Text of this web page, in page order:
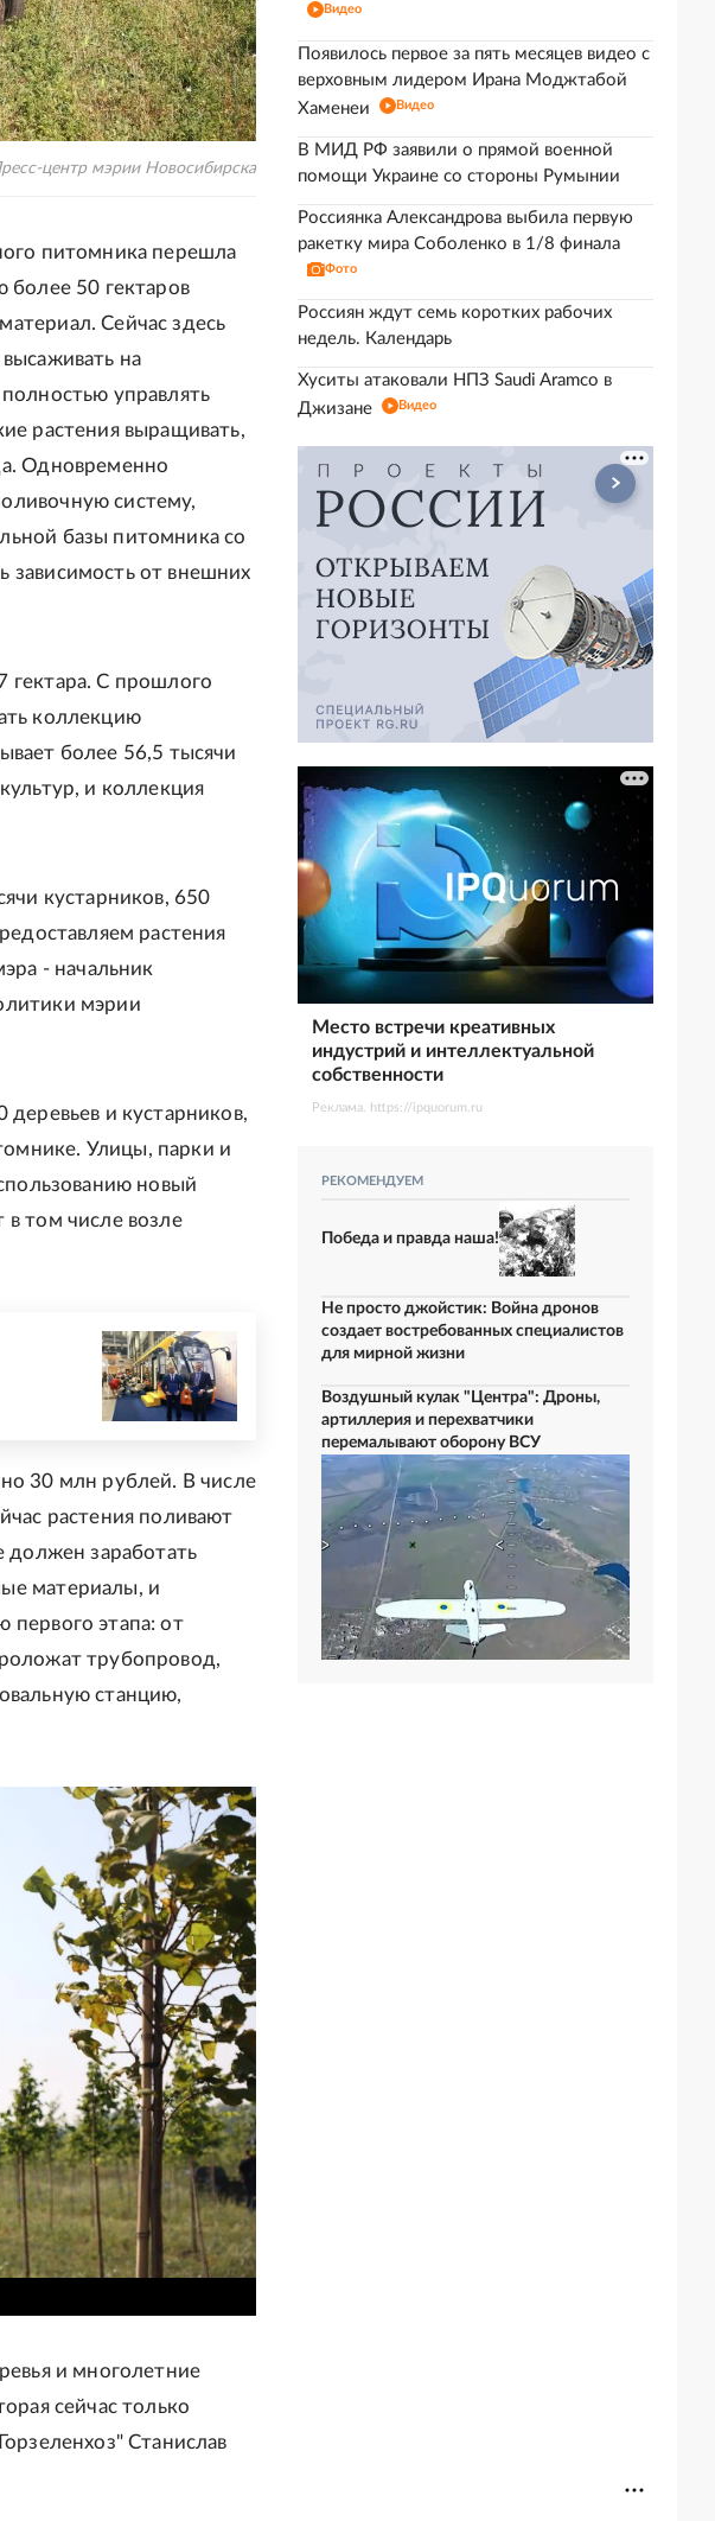
центр мэрии Новосибирска
питомника перешла
более 50 гектаров
Сейчас здесь
на
управлять
растения выращивать,
Одновременно
систему,
базы питомника со
зависимость от внешних
гектара. С прошлого
коллекцию
более 56,5 тысячи
и коллекция
кустарников, 650
растения
- начальник
мэрии
и кустарников,
Улицы, парки и
новый
том числе возле
30 млн рублей. В числе
растения поливают
должен заработать
материалы, и
первого этапа: от
трубопровод,
станцию,
и многолетние
сейчас только
Станислав
Видео
Появилось первое за пять месяцев видео с
верховным лидером Ирана Моджтабой
Хаменеи
Видео
В МИД РФ заявили о прямой военной
помощи Украине со стороны Румынии
Россиянка Александрова выбила первую
ракетку мира Соболенко в 1/8 финала
Фото
Россиян ждут семь коротких рабочих
недель. Календарь
Хуситы атаковали НПЗ Saudi Aramco в
Джизане
Видео
Место встречи креативных
индустрий и интеллектуальной
собственности
Реклама. https://ipquorum.ru
РЕКОМЕНДУЕМ
Победа и правда наша!
Не просто джойстик: Война дронов
создает востребованных специалистов
для мирной жизни
Воздушный кулак "Центра": Дроны,
артиллерия и перехватчики
перемалывают оборону ВСУ